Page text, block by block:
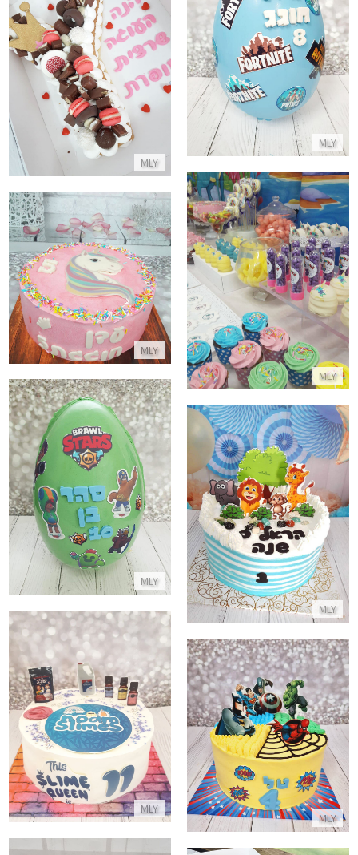
MLY
ביצת שוקולד פורטנייט
התקשר/י
MLY
עוגת אותיות
התקשר/י
MLY
שולחן מתוק לבת מקרוב
התקשר/י
MLY
עוגת החד קרן
התקשר/י
MLY
ביצת שוקולד בראול סטארס
התקשר/י
MLY
עוגת חיות לגיל שנה
התקשר/י
MLY
עוגת סליים מעוצבת
התקשר/י
MLY
עוגת גיבורי על
התקשר/י